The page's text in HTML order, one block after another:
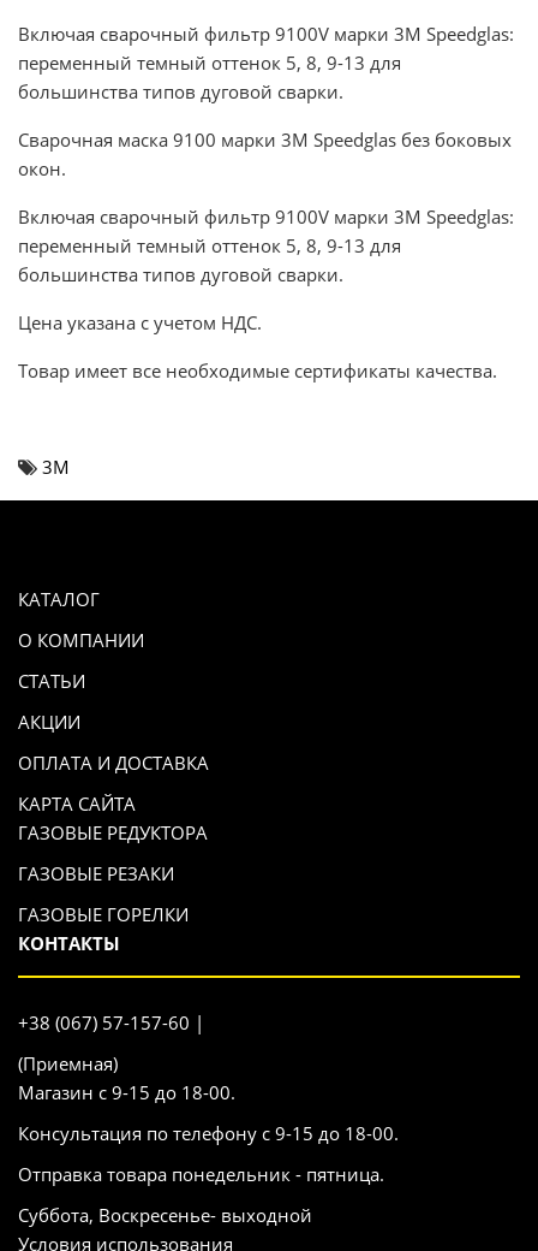
Включая сварочный фильтр 9100V марки 3M Speedglas:
переменный темный оттенок 5, 8, 9-13 для
большинства типов дуговой сварки.
Сварочная маска 9100 марки 3M Speedglas без боковых
окон.
Включая сварочный фильтр 9100V марки 3M Speedglas:
переменный темный оттенок 5, 8, 9-13 для
большинства типов дуговой сварки.
Цена указана с учетом НДС.
Товар имеет все необходимые сертификаты качества.
3М
КАТАЛОГ
О КОМПАНИИ
СТАТЬИ
АКЦИИ
ОПЛАТА И ДОСТАВКА
КАРТА САЙТА
ГАЗОВЫЕ РЕДУКТОРА
ГАЗОВЫЕ РЕЗАКИ
ГАЗОВЫЕ ГОРЕЛКИ
КОНТАКТЫ
+38 (067) 57-157-60 |
(Приемная)
Магазин с 9-15 до 18-00.
Консультация по телефону с 9-15 до 18-00.
Отправка товара понедельник - пятница.
Суббота, Воскресенье- выходной
Условия использования